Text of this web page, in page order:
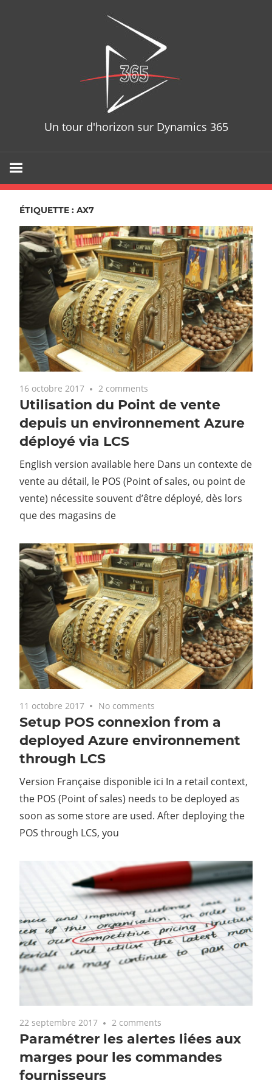
Un tour d'horizon sur Dynamics 365
ÉTIQUETTE : AX7
16 octobre 2017 2 comments
Utilisation du Point de vente
depuis un environnement Azure
déployé via LCS
English version available here Dans un contexte de
vente au détail, le POS (Point of sales, ou point de
vente) nécessite souvent d’être déployé, dès lors
que des magasins de
11 octobre 2017 No comments
Setup POS connexion from a
deployed Azure environnement
through LCS
Version Française disponible ici In a retail context,
the POS (Point of sales) needs to be deployed as
soon as some store are used. After deploying the
POS through LCS, you
22 septembre 2017 2 comments
Paramétrer les alertes liées aux
marges pour les commandes
fournisseurs